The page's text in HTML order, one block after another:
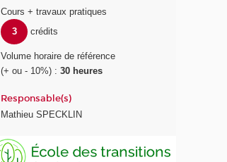
Cours + travaux pratiques
3
crédits
Volume horaire de référence
(+ ou - 10%) :30 heures
Responsable(s)
Mathieu SPECKLIN